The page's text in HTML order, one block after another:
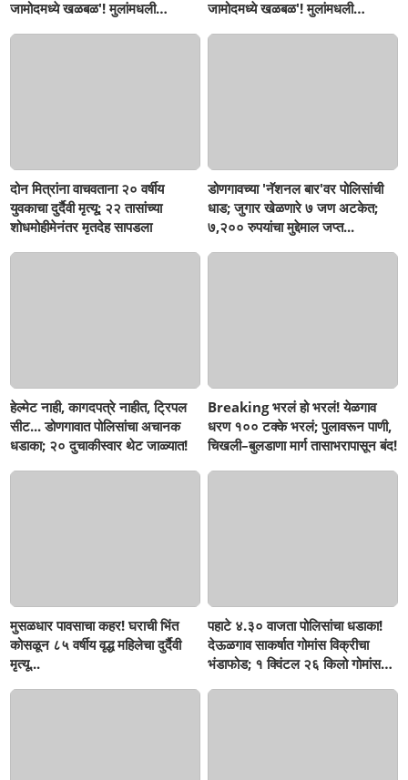
जामोदमध्ये खळबळ'! मुलांमधली
जामोदमध्ये खळबळ'! मुलांमधली
दोन मित्रांना वाचवताना २० वर्षीय
युवकाचा दुर्दैवी मृत्यू; २२ तासांच्या
शोधमोहीमेनंतर मृतदेह सापडला
डोणगावच्या 'नॅशनल बार'वर पोलिसांची
धाड; जुगार खेळणारे ७ जण अटकेत;
७,२०० रुपयांचा मुद्देमाल जप्त...
हेल्मेट नाही, कागदपत्रे नाहीत, ट्रिपल
सीट... डोणगावात पोलिसांचा अचानक
धडाका; २० दुचाकीस्वार थेट जाळ्यात!
Breaking भरलं हो भरलं! येळगाव
धरण १०० टक्के भरलं; पुलावरून पाणी,
चिखली–बुलडाणा मार्ग तासाभरापासून बंद!
मुसळधार पावसाचा कहर! घराची भिंत
कोसळून ८५ वर्षीय वृद्ध महिलेचा दुर्दैवी
मृत्यू...
पहाटे ४.३० वाजता पोलिसांचा धडाका!
देऊळगाव साकर्षात गोमांस विक्रीचा
भंडाफोड; १ क्विंटल २६ किलो गोमांस